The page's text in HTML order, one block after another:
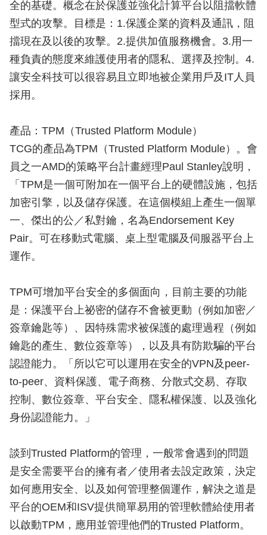
全的基礎。概念在於保護並強化計算平台以阻擋軟體
型式的攻擊。目標是：1.保護企業的資料及通訊，阻
擋現在及以後的攻擊。2.提供加值服務機會。3.用一
種負責的態度來維護使用者的隱私、選擇及控制。4.
讓安全科技可以很容易且立即地被企業用戶及IT人員
採用。
產品：TPM（Trusted Platform Module）
TCG的產品為TPM（Trusted Platform Module）。會
員之一AMD的策略平台計畫經理Paul Stanley說明，
「TPM是一個可附加在一個平台上的硬體設施，包括
加密引擎，以及儲存保護。在這個模組上產生一個單
一、傑出的公／私對鑰，名為Endorsement Key
Pair。可在移動式電腦、桌上型電腦及伺服器平台上
運作。
TPM可增加平台安全的多個面向，目前主要的功能
是：保護平台上祕密的儲存不會被更動（例如加密／
簽章鑰匙等）、因特殊需求被保護的處理過程（例如
鑰匙的產生、數位簽章等），以及具有防欺騙的平台
認證能力。「所以它可以運用在安全的VPN及peer-
to-peer、資料保護、電子商務、分散式交易、存取
控制、數位簽章、平台安全、隱私權保護、以及強化
身份認證能力。」
談到Trusted Platform的管理，一般常會遇到的問題
是安全需要平台的擁有者／使用者去設定政策，決定
如何應用安全、以及如何管理整個運作，解決之道是
平台的OEM和ISV提供簡單易用的管理軟體給使用者
以啟動TPM，應用並管理他們的Trusted Platform。